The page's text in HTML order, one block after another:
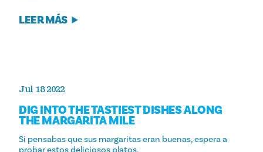
LEER MÁS
Jul 18 2022
DIG INTO THE TASTIEST DISHES ALONG
THE MARGARITA MILE
Si pensabas que sus margaritas eran buenas, espera a